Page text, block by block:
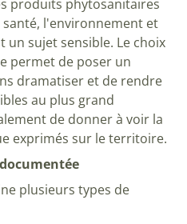
produits phytosanitaires
l'environnement et
un sujet sensible. Le choix
permet de poser un
dramatiser et de rendre
au plus grand
de donner à voir la
exprimés sur le territoire.
plusieurs types de